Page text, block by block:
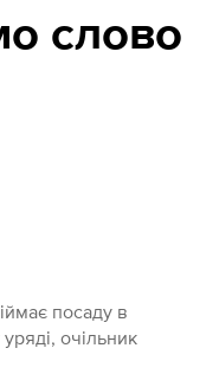
посаду в
очільник
слово